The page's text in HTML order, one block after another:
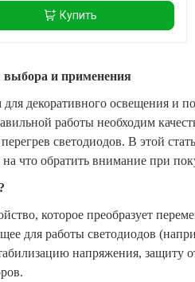
Купить
и применения
декоративного освещения и
работы необходим
светодиодов. В этой
что обратить внимание при
которое преобразует
для работы светодиодов
напряжения, защиту